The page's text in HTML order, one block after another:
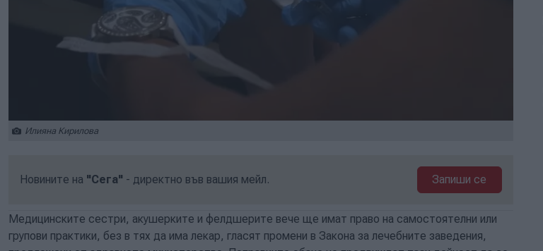
Илияна Кирилова
Новините на "Сега" - директно във вашия мейл. Запиши се
Медицинските сестри, акушерките и фелдшерите вече ще имат право на самостоятелни или
групови практики, без в тях да има лекар, гласят промени в Закона за лечебните заведения,